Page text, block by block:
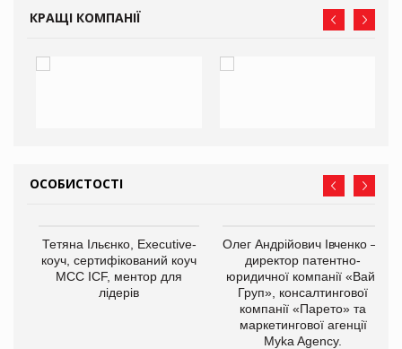
КРАЩІ КОМПАНІЇ
ОСОБИСТОСТІ
Тетяна Ільєнко, Executive-
коуч, сертифікований коуч
МСС ICF, ментор для
лідерів
Олег Андрійович Івченко —
директор патентно-
юридичної компанії «Вайз
Груп», консалтингової
компанії «Парето» та
маркетингової агенції
Myka Agency.